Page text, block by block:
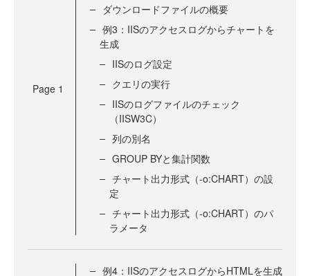
Page 1
ダウンロードファイルの概要
例3：IISのアクセスログからチャートを
生成
IISのログ設定
クエリの実行
IISのログファイルのチェック
（IISW3C）
列の別名
GROUP BYと集計関数
チャート出力形式（-o:CHART）の設
定
チャート出力形式（-o:CHART）のパ
ラメータ
例4：IISのアクセスログからHTMLを生成